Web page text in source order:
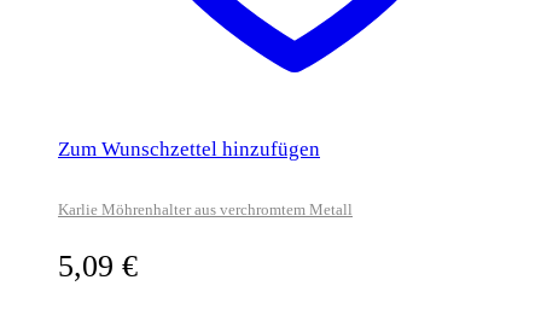
Zum Wunschzettel hinzufügen
Karlie Möhrenhalter aus verchromtem Metall
5,09 €